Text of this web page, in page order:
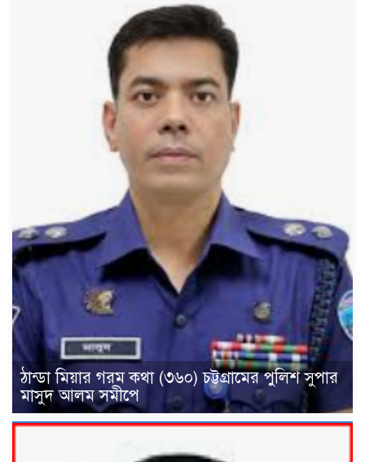
ঠান্ডা মিয়ার গরম কথা (৩৬০) চট্টগ্রামের পুলিশ সুপার
মাসুদ আলম সমীপে